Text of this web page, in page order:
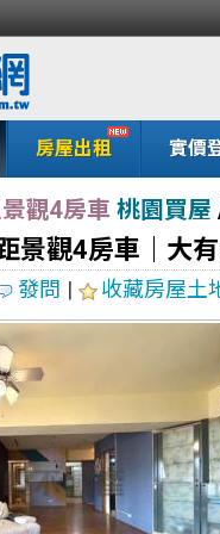
房屋出租 實價
觀4房車 桃園買屋
景觀4房車｜大
發問 | 收藏房屋土